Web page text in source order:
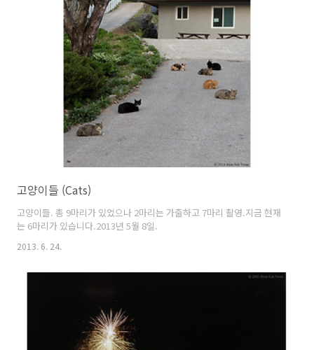
고양이들 (Cats)
고양이들. 총 9마리가 있었으나 2마리는 가출하고 7마리 촬영.지금 현재
는 6마리가 있습니다.2013년 5월 8일.
2013. 6. 24.